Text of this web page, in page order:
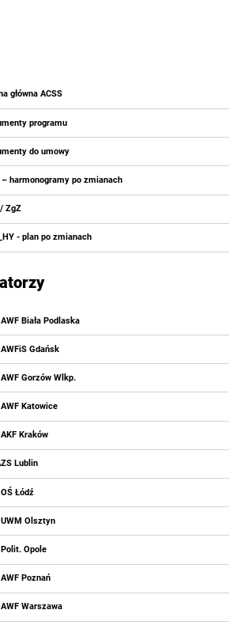
główna ACSS
programu
do umowy
– harmonogramy po zmianach
ZgZ
- plan po zmianach
Biała Podlaska
Gdańsk
Gorzów Wlkp.
Katowice
Kraków
Lublin
Łódź
Olsztyn
Opole
Poznań
Warszawa